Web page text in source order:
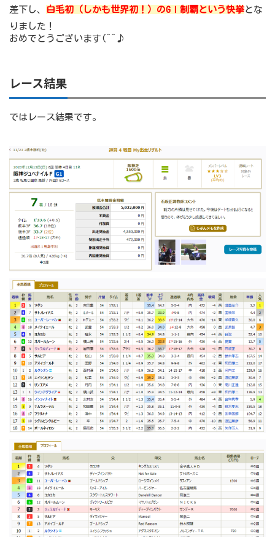
差下し、 白毛初（しかも世界初！）のGⅠ制覇という快挙とな
りました！
おめでとうございます(^^♪
レース結果
ではレース結果です。